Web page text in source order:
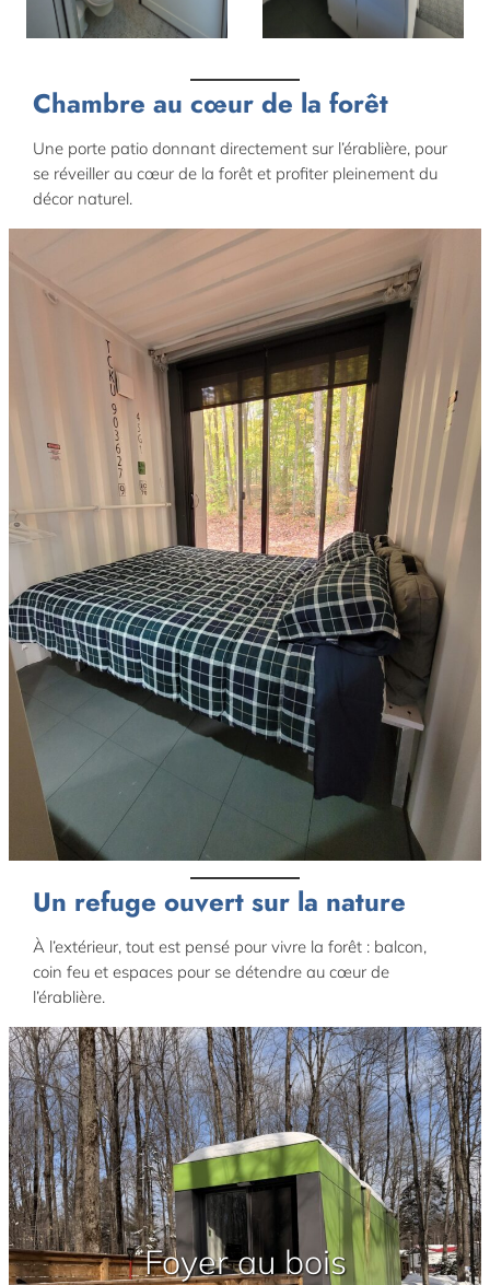
Chambre au cœur de la forêt
Une porte patio donnant directement sur l’érablière, pour
se réveiller au cœur de la forêt et profiter pleinement du
décor naturel.
Un refuge ouvert sur la nature
À l’extérieur, tout est pensé pour vivre la forêt : balcon,
coin feu et espaces pour se détendre au cœur de
l’érablière.
Foyer au bois